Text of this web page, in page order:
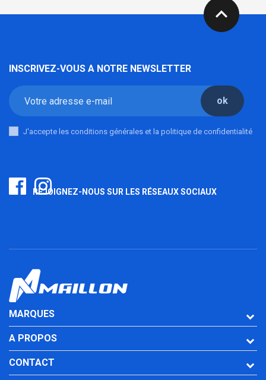
expand_less
INSCRIVEZ-VOUS A NOTRE NEWSLETTER
ok
J'accepte les conditions générales et la politique de confidentialité
REJOIGNEZ-NOUS SUR LES RÉSEAUX SOCIAUX
MARQUES
A PROPOS
CONTACT